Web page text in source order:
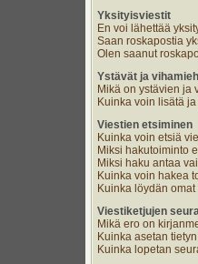
Yksityisviestit
En voi lähettää
Saan roskapostia
Olen saanut
Ystävät ja
Mikä on ystävien ja
Kuinka voin lisätä
Viestien etsiminen
Kuinka voin etsiä
Miksi hakutoiminto
Miksi haku antaa
Kuinka voin hakea
Kuinka löydän
Viestiketjujen
Mikä ero on
Kuinka asetan
Kuinka lopetan